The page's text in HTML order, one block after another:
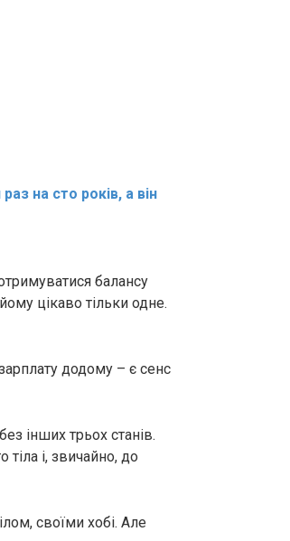
на сто років, а він
балансу
цікаво тільки одне.
додому – є сенс
інших трьох станів.
тіла і, звичайно, до
своїми хобі. Але